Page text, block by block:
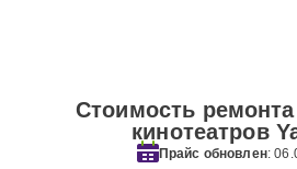
Стоимость
кинотеатров
Прайс обновлен: